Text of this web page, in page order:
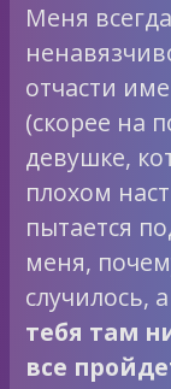
Меня
отчасти
(скорее на
девушке,
плохом
пытается
меня,
случилось,
тебя там
все